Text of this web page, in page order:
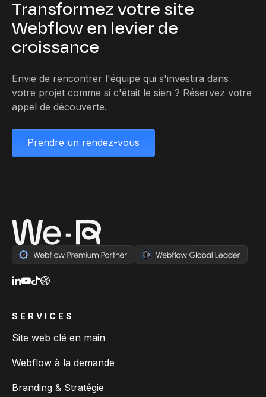
Transformez votre site
Webflow en levier de
croissance
Envie de rencontrer l'équipe qui s'investira dans
votre projet comme si c'était le sien ? Réservez votre
appel de découverte.
Prendre un rendez-vous
SERVICES
Site web clé en main
Webflow à la demande
Branding & Stratégie